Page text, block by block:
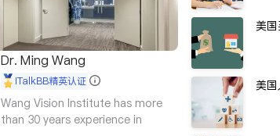
Dr. Ming Wang
iTalkBB精英认证
Wang Vision Institute has more
than 30 years experience in
美
美